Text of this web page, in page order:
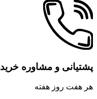
پشتیانی و مشاوره خرید
هر هفت روز هفته